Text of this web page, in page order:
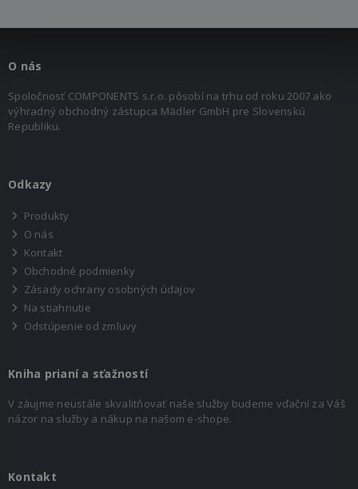
O nás
Spoločnosť COMPONENTS s.r.o. pôsobí na trhu od roku 2007 ako
výhradný obchodný zástupca Mädler GmbH pre Slovenskú
Republiku.
Odkazy
Produkty
O nás
Kontakt
Obchodné podmienky
Zásady ochrany osobných údajov
Na stiahnutie
Odstúpenie od zmluvy
Kniha prianí a sťažností
V záujme neustále skvalitňovať naše služby budeme vďační za Váš
názor na služby a nákup na našom e-shope.
Kontakt